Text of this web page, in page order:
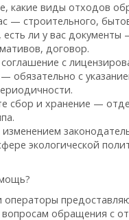
какие виды отходов
— строительного,
есть ли у вас документы
договор.
с
обязательно с
сбор и хранение —
изменением
экологической
операторы
вопросам обращения с